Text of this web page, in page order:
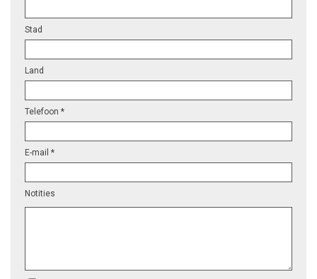
Stad
Land
Telefoon *
E-mail *
Notities